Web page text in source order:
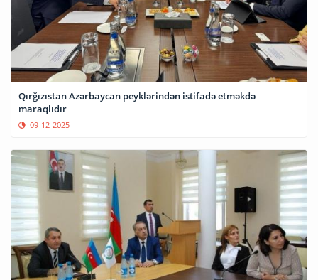
Qırğızıstan Azərbaycan peyklərindən istifadə etməkdə
maraqlıdır
09-12-2025